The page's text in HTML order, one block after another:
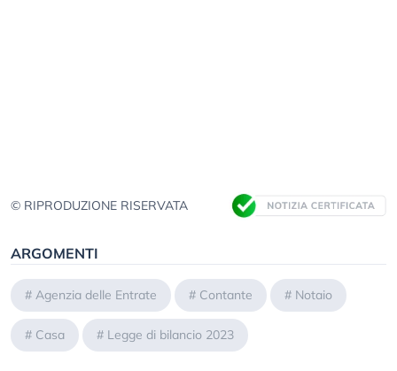
© RIPRODUZIONE RISERVATA
ARGOMENTI
# Agenzia delle Entrate # Contante # Notaio
# Casa # Legge di bilancio 2023